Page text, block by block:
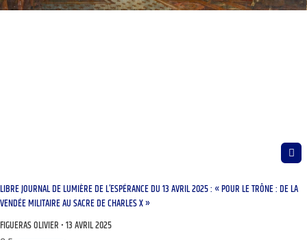
LIBRE JOURNAL DE LUMIÈRE DE L’ESPÉRANCE DU 13 AVRIL 2025 : « POUR LE TRÔNE : DE LA
VENDÉE MILITAIRE AU SACRE DE CHARLES X »
FIGUERAS OLIVIER 13 AVRIL 2025